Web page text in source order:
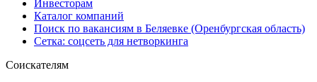
Инвесторам
Каталог компаний
Поиск по вакансиям в Беляевке (Оренбургская область)
Сетка: соцсеть для нетворкинга
Соискателям